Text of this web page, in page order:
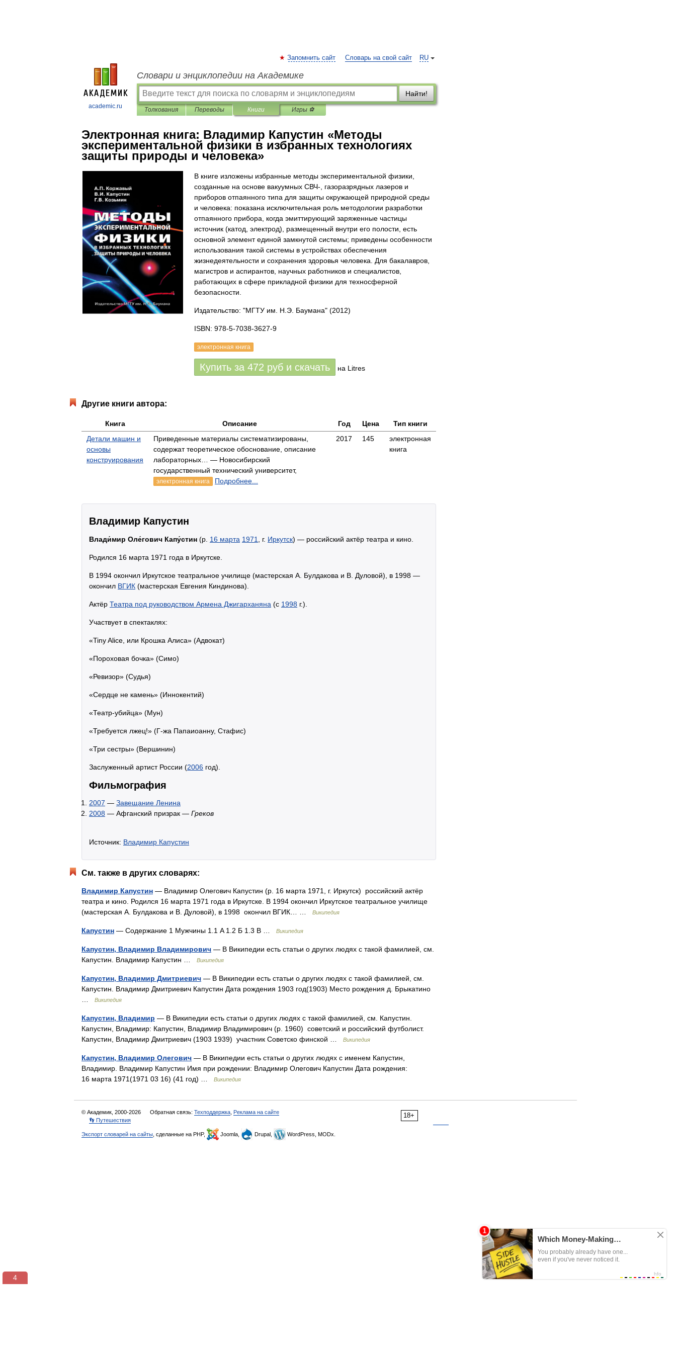
academic.ru
RU
Запомнить сайт Словарь на свой сайт
Словари и энциклопедии на Академике
Найти!
Толкования Переводы Книги Игры ⚽
Электронная книга: Владимир Капустин «Методы
экспериментальной физики в избранных технологиях
защиты природы и человека»
В книге изложены избранные методы экспериментальной физики,
созданные на основе вакуумных СВЧ-, газоразрядных лазеров и
приборов отпаянного типа для защиты окружающей природной среды
и человека: показана исключительная роль методологии разработки
отпаянного прибора, когда эмиттирующий заряженные частицы
источник (катод, электрод), размещенный внутри его полости, есть
основной элемент единой замкнутой системы; приведены особенности
использования такой системы в устройствах обеспечения
жизнедеятельности и сохранения здоровья человека. Для бакалавров,
магистров и аспирантов, научных работников и специалистов,
работающих в сфере прикладной физики для техносферной
безопасности.
Издательство: "МГТУ им. Н.Э. Баумана" (2012)
ISBN: 978-5-7038-3627-9
электронная книга
Купить за 472 руб и скачать на Litres
Другие книги автора:
Книга Описание Год Цена
Тип книги
Детали машин и
основы
конструирования
Приведенные материалы систематизированы,
содержат теоретическое обоснование, описание
лабораторных… — Новосибирский
государственный технический университет,
электронная книга Подробнее...
2017 145
электронная
книга
Владимир Капустин
Влади́мир Оле́гович Капу́стин (р. 16 марта 1971 , г. Иркутск) — российский актёр театра и кино.
Родился 16 марта 1971 года в Иркутске.
В 1994 окончил Иркутское театральное училище (мастерская А. Булдакова и В. Дуловой), в 1998 —
окончил ВГИК (мастерская Евгения Киндинова).
Актёр Театра под руководством Армена Джигарханяна (с 1998 г.).
Участвует в спектаклях:
«Tiny Alice, или Крошка Алиса» (Адвокат)
«Пороховая бочка» (Симо)
«Ревизор» (Судья)
«Сердце не камень» (Иннокентий)
«Театр-убийца» (Мун)
«Требуется лжец!» (Г-жа Папаиоанну, Стафис)
«Три сестры» (Вершинин)
Заслуженный артист России (2006 год).
Фильмография
2007 — Завещание Ленина
2008 — Афганский призрак — Греков
Источник: Владимир Капустин
См. также в других словарях:
Владимир Капустин — Владимир Олегович Капустин (р. 16 марта 1971, г. Иркутск) российский актёр
театра и кино. Родился 16 марта 1971 года в Иркутске. В 1994 окончил Иркутское театральное училище
(мастерская А. Булдакова и В. Дуловой), в 1998 окончил ВГИК… …
Википедия
Капустин — Содержание 1 Мужчины 1.1 A 1.2 Б 1.3 В … Википедия
Капустин, Владимир Владимирович — В Википедии есть статьи о других людях с такой фамилией, см.
Капустин. Владимир Капустин …
Википедия
Капустин, Владимир Дмитриевич — В Википедии есть статьи о других людях с такой фамилией, см.
Капустин. Владимир Дмитриевич Капустин Дата рождения 1903 год(1903) Место рождения д. Брыкатино
Википедия
Капустин, Владимир — В Википедии есть статьи о других людях с такой фамилией, см. Капустин.
Капустин, Владимир: Капустин, Владимир Владимирович (р. 1960) советский и российский футболист.
Капустин, Владимир Дмитриевич (1903 1939) участник Советско финской …
Википедия
Капустин, Владимир Олегович — В Википедии есть статьи о других людях с именем Капустин,
Владимир. Владимир Капустин Имя при рождении: Владимир Олегович Капустин Дата рождения:
16 марта 1971(1971 03 16) (41 год) …
Википедия
18+
© Академик, 2000-2026 Обратная связь: Техподдержка Реклама на сайте
👣 Путешествия
Экспорт словарей на сайты , сделанные на PHP, Joomla, Drupal, WordPress, MODx.
3